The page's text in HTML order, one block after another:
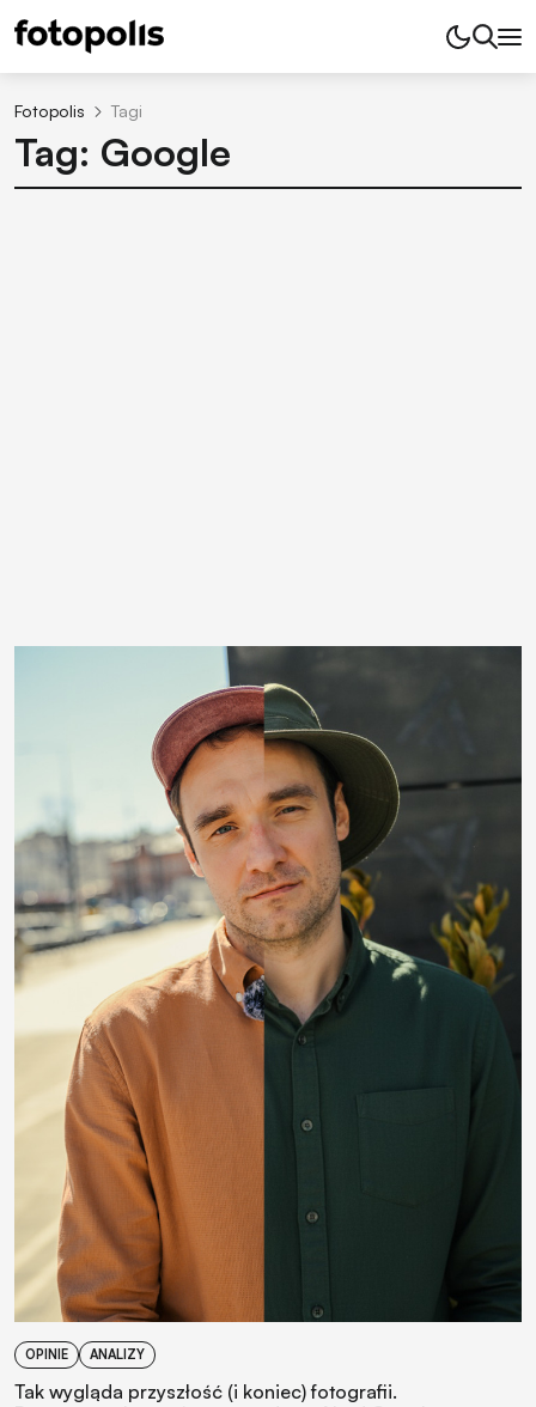
Fotopolis Tagi
Tag: Google
OPINIE ANALIZY
Tak wygląda przyszłość (i koniec) fotografii.